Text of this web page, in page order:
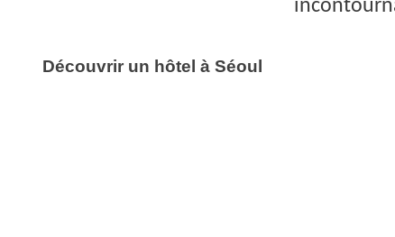
Découvrir un hôtel à Séoul